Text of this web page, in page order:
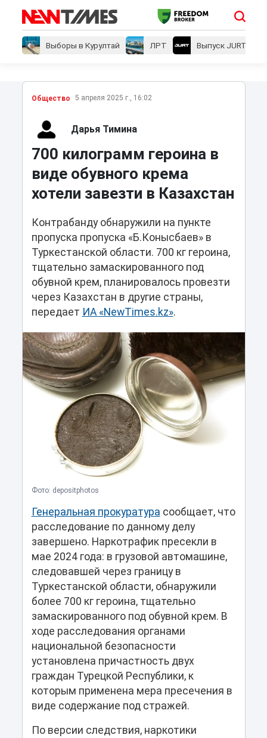
Выборы в Курултай ЛРТ Выпуск JURT
Общество 5 апреля 2025 г., 16:02
Дарья Тимина
700 килограмм героина в
виде обувного крема
хотели завезти в Казахстан
Контрабанду обнаружили на пункте
пропуска пропуска «Б.Конысбаев» в
Туркестанской области. 700 кг героина,
тщательно замаскированного под
обувной крем, планировалось провезти
через Казахстан в другие страны,
передает ИА «NewTimes.kz».
Фото: depositphotos
Генеральная прокуратура сообщает, что
расследование по данному делу
завершено. Наркотрафик пресекли в
мае 2024 года: в грузовой автомашине,
следовавшей через границу в
Туркестанской области, обнаружили
более 700 кг героина, тщательно
замаскированного под обувной крем. В
ходе расследования органами
национальной безопасности
установлена причастность двух
граждан Турецкой Республики, к
которым применена мера пресечения в
виде содержание под стражей.
По версии следствия, наркотики